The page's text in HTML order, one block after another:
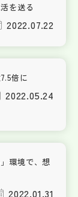
を送る
2022.07.22
倍に
2022.05.24
環境で、想
2022.01.31